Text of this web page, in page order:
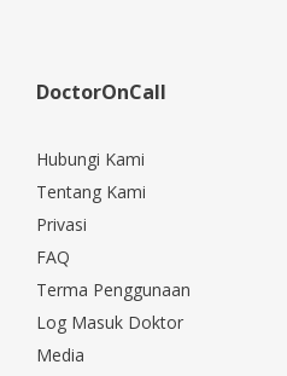
DoctorOnCall
Hubungi Kami
Tentang Kami
Privasi
FAQ
Terma Penggunaan
Log Masuk Doktor
Media